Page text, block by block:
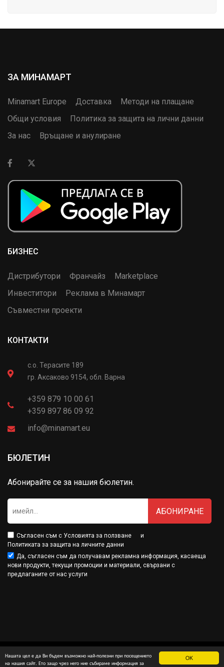
OK
Нашата цел е да Ви бъдем възможно най-полезни при посещението
на нашия сайт. Ето защо чрез него ние събираме информация за
ЗА МИНАМАРТ
Minamart Europe Доставка
Методи на плащане
Общи условия
Политика за защита на лични данни
За нас
Връщане и анулиране
БИЗНЕС
Дистрибутори Франчайз
Marketplace
Инвеститори
Реклама в Минамарт
Съвместни проекти
КОНТАКТИ
с.о. Терасите 189
гр. Аксаково 9154, обл. Варна
+359 879 10 00 61
+359 897 86 09 92
info@minamart.eu
БЮЛЕТИН
Абонирайте се за нашия бюлетин.
АБОНИРАНЕ
Съгласен съм с Условията за ползване
и
Политиката за защита на личните данни
Да, съгласен съм да получавам рекламна информация, касаеща
нови продукти, текущи промоции и материали, свързани с
предлаганите от нас услуги
Минамарт® е собственост на МДМ Партнърс ООД